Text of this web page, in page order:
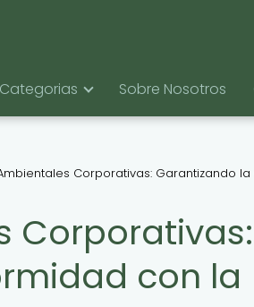
Categorias Sobre Nosotros
Corporativas: Garantizando
Corporativas:
con la